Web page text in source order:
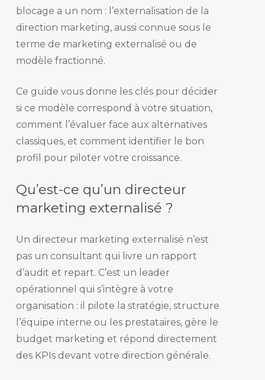
blocage a un nom : l’externalisation de la
direction marketing, aussi connue sous le
terme de marketing externalisé ou de
modèle fractionné.
Ce guide vous donne les clés pour décider
si ce modèle correspond à votre situation,
comment l’évaluer face aux alternatives
classiques, et comment identifier le bon
profil pour piloter votre croissance.
Qu’est-ce qu’un directeur
marketing externalisé ?
Un directeur marketing externalisé n’est
pas un consultant qui livre un rapport
d’audit et repart. C’est un leader
opérationnel qui s’intègre à votre
organisation : il pilote la stratégie, structure
l’équipe interne ou les prestataires, gère le
budget marketing et répond directement
des KPIs devant votre direction générale.